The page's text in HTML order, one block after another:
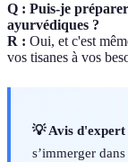
Q : Puis-je
ayurvédiques ?
R : Oui, et c'est
vos tisanes à vos
💡 Avis d'expert
s’immerger